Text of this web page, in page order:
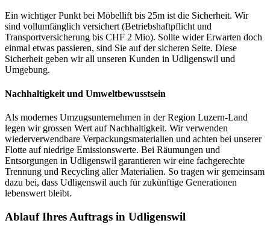
Ein wichtiger Punkt bei Möbellift bis 25m ist die Sicherheit. Wir
sind vollumfänglich versichert (Betriebshaftpflicht und
Transportversicherung bis CHF 2 Mio). Sollte wider Erwarten doch
einmal etwas passieren, sind Sie auf der sicheren Seite. Diese
Sicherheit geben wir all unseren Kunden in Udligenswil und
Umgebung.
Nachhaltigkeit und Umweltbewusstsein
Als modernes Umzugsunternehmen in der Region Luzern-Land
legen wir grossen Wert auf Nachhaltigkeit. Wir verwenden
wiederverwendbare Verpackungsmaterialien und achten bei unserer
Flotte auf niedrige Emissionswerte. Bei Räumungen und
Entsorgungen in Udligenswil garantieren wir eine fachgerechte
Trennung und Recycling aller Materialien. So tragen wir gemeinsam
dazu bei, dass Udligenswil auch für zukünftige Generationen
lebenswert bleibt.
Ablauf Ihres Auftrags in Udligenswil